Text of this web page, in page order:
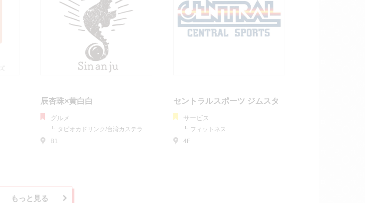
辰杏珠×黄白白
グルメ
タピオカドリンク/台湾カステラ
B1
セントラルスポーツ ジムスタ
サービス
フィットネス
4F
もっと見る